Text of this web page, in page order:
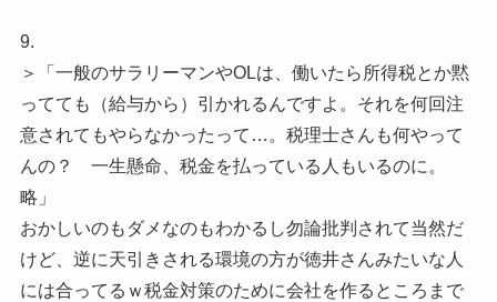
9.
＞「一般のサラリーマンやOLは、働いたら所得税とか黙
ってても（給与から）引かれるんですよ。それを何回注
意されてもやらなかったって…。税理士さんも何やって
んの？ 一生懸命、税金を払っている人もいるのに。
略」
おかしいのもダメなのもわかるし勿論批判されて当然だ
けど、逆に天引きされる環境の方が徳井さんみたいな人
には合ってるｗ税金対策のために会社を作るところまで